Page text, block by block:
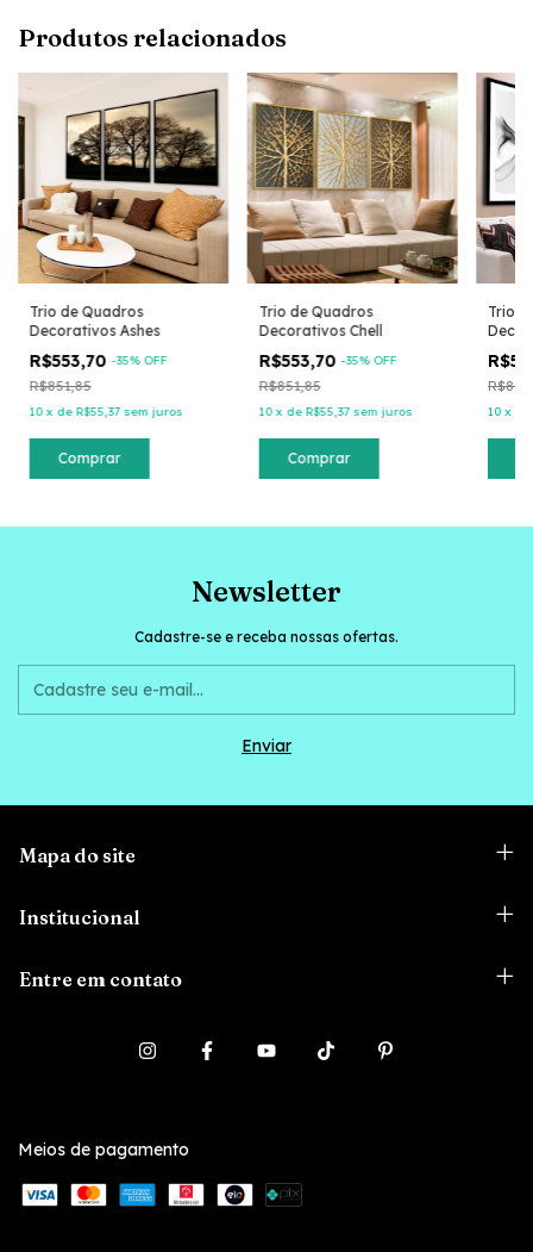
Produtos relacionados
Trio de Quadros
Decorativos Ashes
R$553,70-35% OFF
R$851,85
10 x de R$55,37 sem juros
Comprar
Trio de Quadros
Decorativos Chell
R$553,70-35% OFF
R$851,85
10 x de R$55,37 sem juros
Comprar
Trio
10 x
Newsletter
Cadastre-se e receba nossas ofertas.
Mapa do site
Institucional
Entre em contato
Meios de pagamento